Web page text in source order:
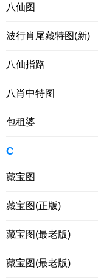
八仙图
波行肖尾藏特图(新)
八仙指路
八肖中特图
包租婆
C
藏宝图
藏宝图(正版)
藏宝图(最老版)
藏宝图(最老版)